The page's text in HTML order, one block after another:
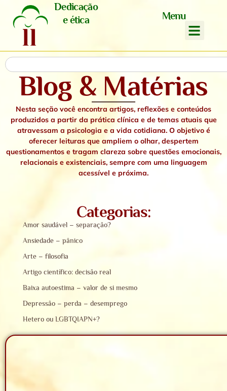
Dedicação
e ética
Menu
Blog & Matérias
Nesta seção você encontra artigos, reflexões e conteúdos
produzidos a partir da prática clínica e de temas atuais que
atravessam a psicologia e a vida cotidiana. O objetivo é
oferecer leituras que ampliem o olhar, despertem
questionamentos e tragam clareza sobre questões emocionais,
relacionais e existenciais, sempre com uma linguagem
acessível e próxima.
Categorias:
Amor saudável – separação?
Ansiedade – pânico
Arte – filosofia
Artigo científico: decisão real
Baixa autoestima – valor de si mesmo
Depressão – perda – desemprego
Hetero ou LGBTQIAPN+?